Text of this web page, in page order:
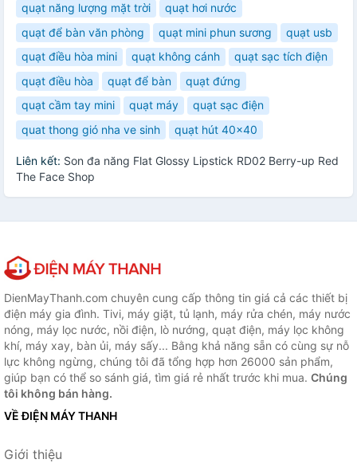
quạt năng lượng mặt trời
quạt hơi nước
quạt để bàn văn phòng
quạt mini phun sương
quạt usb
quạt điều hòa mini
quạt không cánh
quạt sạc tích điện
quạt điều hòa
quạt để bàn
quạt đứng
quạt cầm tay mini
quạt máy
quạt sạc điện
quat thong gió nha ve sinh
quạt hút 40x40
Liên kết: Son đa năng Flat Glossy Lipstick RD02 Berry-up Red
The Face Shop
DienMayThanh.com chuyên cung cấp thông tin giá cả các thiết bị
điện máy gia đình. Tivi, máy giặt, tủ lạnh, máy rửa chén, máy nước
nóng, máy lọc nước, nồi điện, lò nướng, quạt điện, máy lọc không
khí, máy xay, bàn ủi, máy sấy... Bằng khả năng sẵn có cùng sự nỗ
lực không ngừng, chúng tôi đã tổng hợp hơn 26000 sản phẩm,
giúp bạn có thể so sánh giá, tìm giá rẻ nhất trước khi mua. Chúng
tôi không bán hàng.
VỀ ĐIỆN MÁY THANH
Giới thiệu